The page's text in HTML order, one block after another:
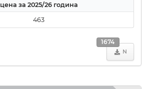
цена за 2025/26 година
463
N
1674